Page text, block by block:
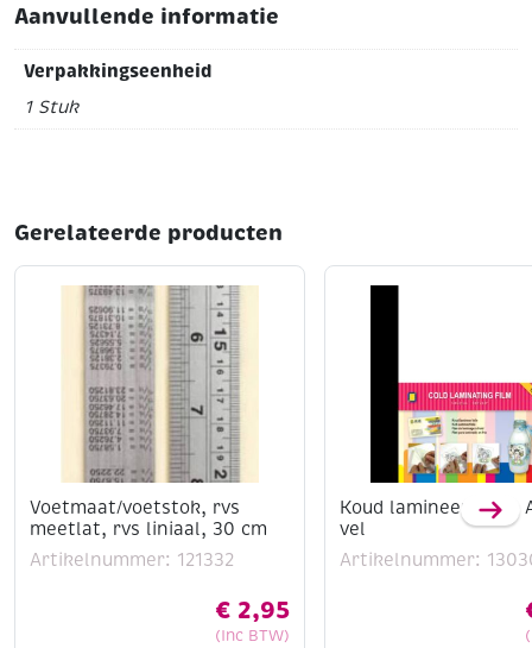
Aanvullende informatie
Verpakkingseenheid
1 Stuk
Gerelateerde producten
Voetmaat/voetstok, rvs
meetlat, rvs liniaal, 30 cm
Artikelnummer: 121332
€ 2,95
(Inc BTW)
Koud lamineer folie,
vel
Artikelnummer: